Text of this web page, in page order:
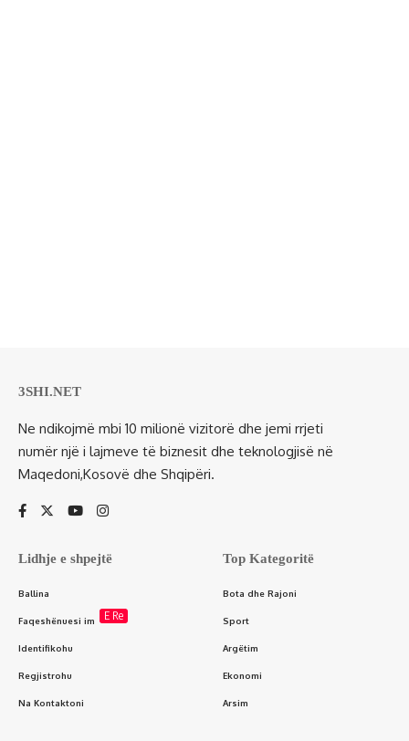
3SHI.NET
Ne ndikojmë mbi 10 milionë vizitorë dhe jemi rrjeti
numër një i lajmeve të biznesit dhe teknologjisë në
Maqedoni,Kosovë dhe Shqipëri.
Lidhje e shpejtë
Ballina
Faqeshënuesi im E Re
Identifikohu
Regjistrohu
Na Kontaktoni
Top Kategoritë
Bota dhe Rajoni
Sport
Argëtim
Ekonomi
Arsim